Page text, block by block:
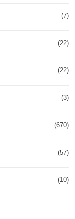
(7)
(22)
(22)
(3)
(670)
(57)
(10)